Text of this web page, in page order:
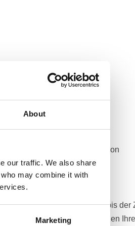
About
our traffic. We also share
may combine it with
Marketing
und Mittel der Verarbeitung von
Daten bei uns, bis der
widerrufen, werden